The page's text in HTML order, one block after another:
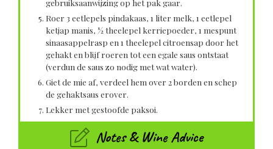
gebruiksaanwijzing op het pak gaar.
Roer 3 eetlepels pindakaas, 1 liter melk, 1 eetlepel
ketjap manis, ½ theelepel kerriepoeder, 1 mespunt
sinaasappelrasp en 1 theelepel citroensap door het
gehakt en blijf roeren tot een egale saus ontstaat
(verdun de saus zo nodig met wat water).
Giet de mie af, verdeel hem over 2 borden en schep
de gehaktsaus erover.
Lekker met gestoofde paksoi.
Notes & Wine Advice